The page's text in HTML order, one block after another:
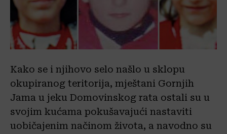
Kako se i njihovo selo našlo u sklopu
okupiranog teritorija, mještani Gornjih
Jama u jeku Domovinskog rata ostali su u
svojim kućama pokušavajući nastaviti
uobičajenim načinom života, a navodno su